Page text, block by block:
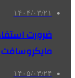
۱۴۰۴/۰۳/۲۱
ضرورت
۱۴۰۵/۰۳/۲۴